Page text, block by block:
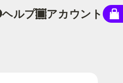
ヘルプ アカウント